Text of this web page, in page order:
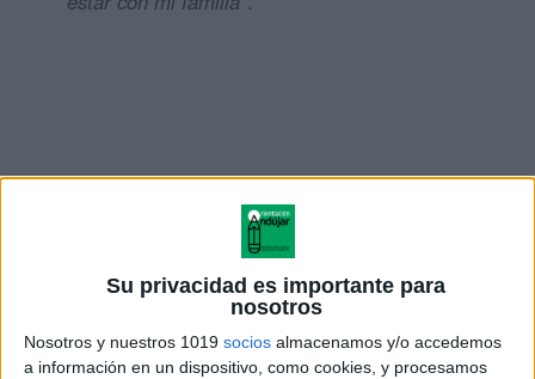
Su privacidad es importante para
nosotros
Nosotros y nuestros 1019 socios almacenamos y/o accedemos
a información en un dispositivo, como cookies, y procesamos